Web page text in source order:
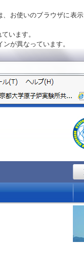
お使いのブラウザに表
います。
が異なっています。